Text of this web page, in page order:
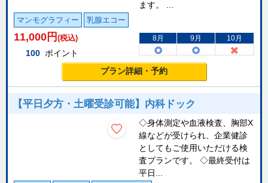
ます。 ...
マンモグラフィー 乳腺エコー
11,000 円 (税込)
100 ポイント
8月 9月 10月
プラン詳細・予約
【平日夕方・土曜受診可能】内科ドック
◇身体測定や血液検査、胸部X
線などが受けられ、企業健診
としてもご使用いただける検
査プランです。 ◇最終受付は
平日...